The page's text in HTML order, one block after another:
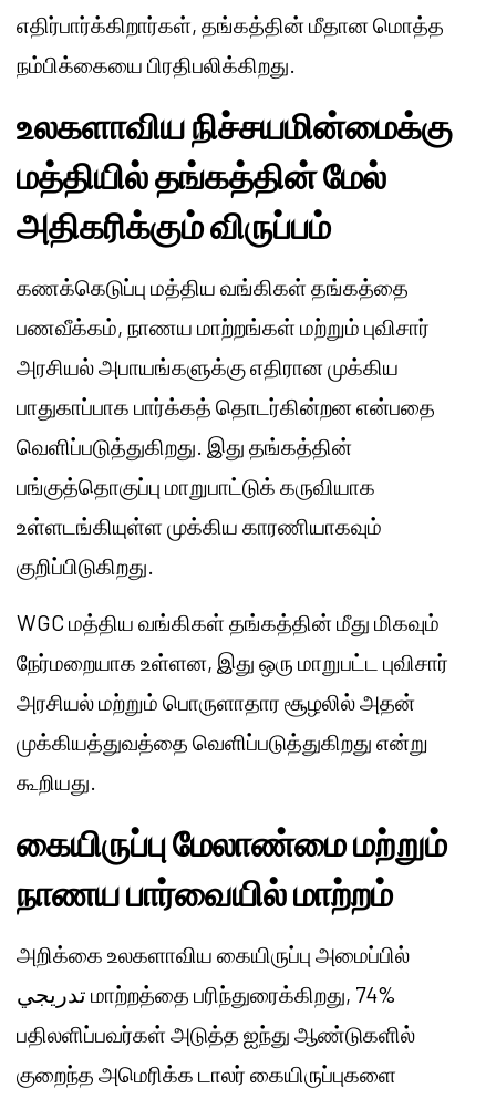
எதிர்பார்க்கிறார்கள், தங்கத்தின் மீதான மொத்த
நம்பிக்கையை பிரதிபலிக்கிறது.
உலகளாவிய நிச்சயமின்மைக்கு
மத்தியில் தங்கத்தின் மேல்
அதிகரிக்கும் விருப்பம்
கணக்கெடுப்பு மத்திய வங்கிகள் தங்கத்தை
பணவீக்கம், நாணய மாற்றங்கள் மற்றும் புவிசார்
அரசியல் அபாயங்களுக்கு எதிரான முக்கிய
பாதுகாப்பாக பார்க்கத் தொடர்கின்றன என்பதை
வெளிப்படுத்துகிறது. இது தங்கத்தின்
பங்குத்தொகுப்பு மாறுபாட்டுக் கருவியாக
உள்ளடங்கியுள்ள முக்கிய காரணியாகவும்
குறிப்பிடுகிறது.
WGC மத்திய வங்கிகள் தங்கத்தின் மீது மிகவும்
நேர்மறையாக உள்ளன, இது ஒரு மாறுபட்ட புவிசார்
அரசியல் மற்றும் பொருளாதார சூழலில் அதன்
முக்கியத்துவத்தை வெளிப்படுத்துகிறது என்று
கூறியது.
கையிருப்பு மேலாண்மை மற்றும்
நாணய பார்வையில் மாற்றம்
அறிக்கை உலகளாவிய கையிருப்பு அமைப்பில்
تدريجي மாற்றத்தை பரிந்துரைக்கிறது, 74%
பதிலளிப்பவர்கள் அடுத்த ஐந்து ஆண்டுகளில்
குறைந்த அமெரிக்க டாலர் கையிருப்புகளை